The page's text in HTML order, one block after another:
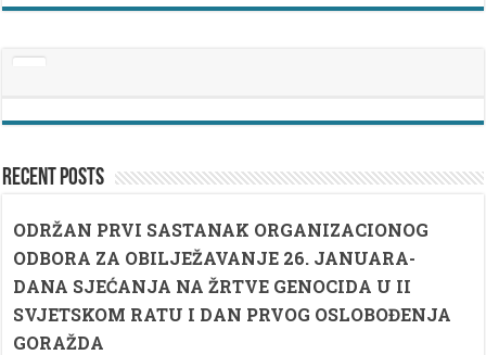
Recent Posts
ODRŽAN PRVI SASTANAK ORGANIZACIONOG
ODBORA ZA OBILJEŽAVANJE 26. JANUARA-
DANA SJEĆANJA NA ŽRTVE GENOCIDA U II
SVJETSKOM RATU I DAN PRVOG OSLOBOĐENJA
GORAŽDA